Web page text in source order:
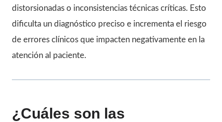
distorsionadas o inconsistencias técnicas críticas. Esto
dificulta un diagnóstico preciso e incrementa el riesgo
de errores clínicos que impacten negativamente en la
atención al paciente.
¿Cuáles son las